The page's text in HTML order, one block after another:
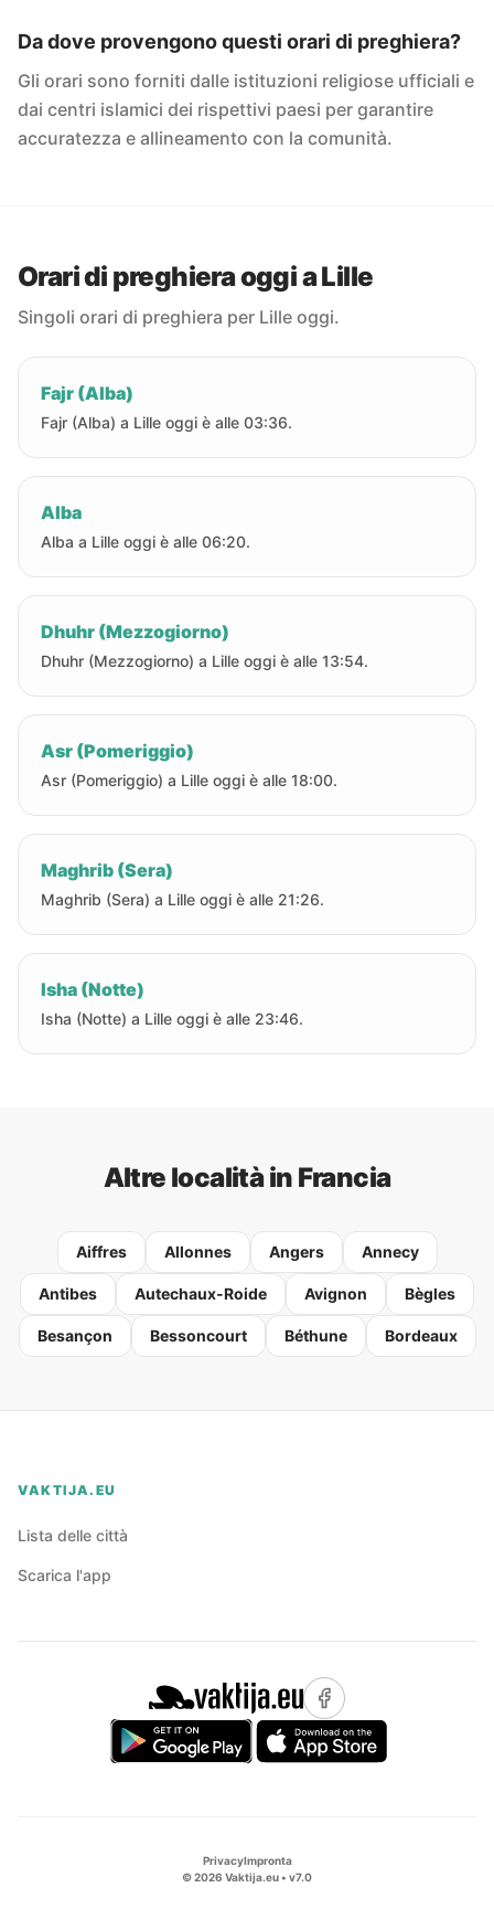
Da dove provengono questi orari di preghiera?
Gli orari sono forniti dalle istituzioni religiose ufficiali e
dai centri islamici dei rispettivi paesi per garantire
accuratezza e allineamento con la comunità.
Orari di preghiera oggi a Lille
Singoli orari di preghiera per Lille oggi.
Fajr (Alba)
Fajr (Alba) a Lille oggi è alle 03:36.
Alba
Alba a Lille oggi è alle 06:20.
Dhuhr (Mezzogiorno)
Dhuhr (Mezzogiorno) a Lille oggi è alle 13:54.
Asr (Pomeriggio)
Asr (Pomeriggio) a Lille oggi è alle 18:00.
Maghrib (Sera)
Maghrib (Sera) a Lille oggi è alle 21:26.
Isha (Notte)
Isha (Notte) a Lille oggi è alle 23:46.
Altre località in Francia
Aiffres Allonnes Angers Annecy
Antibes Autechaux-Roide Avignon Bègles
Besançon Bessoncourt Béthune Bordeaux
VAKTIJA.EU
Lista delle città
Scarica l'app
PrivacyImpronta
©2026 Vaktija.eu • v7.0